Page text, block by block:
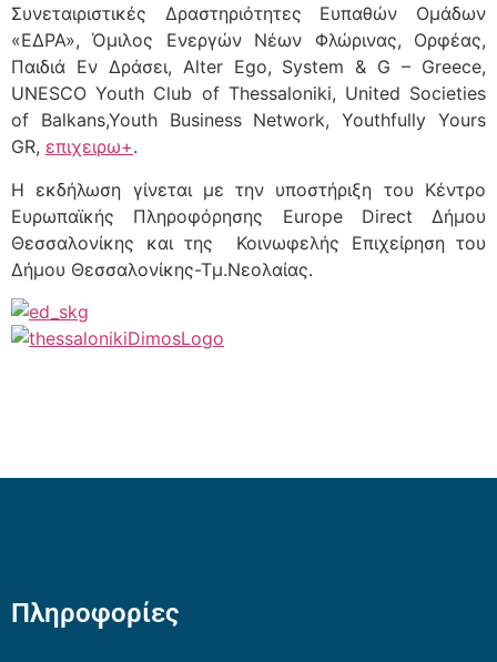
Συνεταιριστικές Δραστηριότητες Ευπαθών Ομάδων
«ΕΔΡΑ», Όμιλος Ενεργών Νέων Φλώρινας, Ορφέας,
Παιδιά Εν Δράσει, Alter Ego, System & G – Greece,
UNESCO Youth Club of Thessaloniki, United Societies
of Balkans,Youth Business Network, Youthfully Yours
GR, επιχειρω+.
Η εκδήλωση γίνεται με την υποστήριξη του Κέντρο
Ευρωπαϊκής Πληροφόρησης Europe Direct Δήμου
Θεσσαλονίκης και της Κοινωφελής Επιχείρηση του
Δήμου Θεσσαλονίκης-Τμ.Νεολαίας.
Πληροφορίες